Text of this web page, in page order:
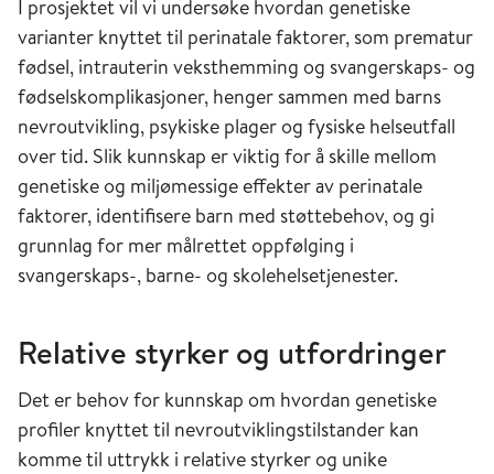
I prosjektet vil vi undersøke hvordan genetiske
varianter knyttet til perinatale faktorer, som prematur
fødsel, intrauterin veksthemming og svangerskaps- og
fødselskomplikasjoner, henger sammen med barns
nevroutvikling, psykiske plager og fysiske helseutfall
over tid. Slik kunnskap er viktig for å skille mellom
genetiske og miljømessige effekter av perinatale
faktorer, identifisere barn med støttebehov, og gi
grunnlag for mer målrettet oppfølging i
svangerskaps-, barne- og skolehelsetjenester.
Relative styrker og utfordringer
Det er behov for kunnskap om hvordan genetiske
profiler knyttet til nevroutviklingstilstander kan
komme til uttrykk i relative styrker og unike